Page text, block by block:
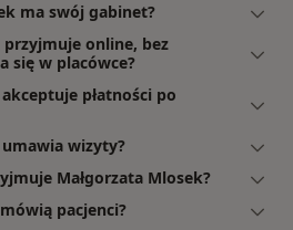
ma swój gabinet?
przyjmuje online, bez
się w placówce?
płatności po
umawia wizyty?
Małgorzata Mlosek?
pacjenci?